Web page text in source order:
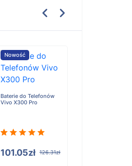
Nowość
Baterie do Telefonów
Vivo X300 Pro
101.05zł 126.31zł